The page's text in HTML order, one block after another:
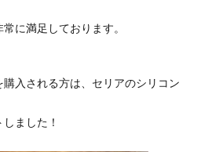
に満足しております。
入される方は、セリアのシリコン
ました！